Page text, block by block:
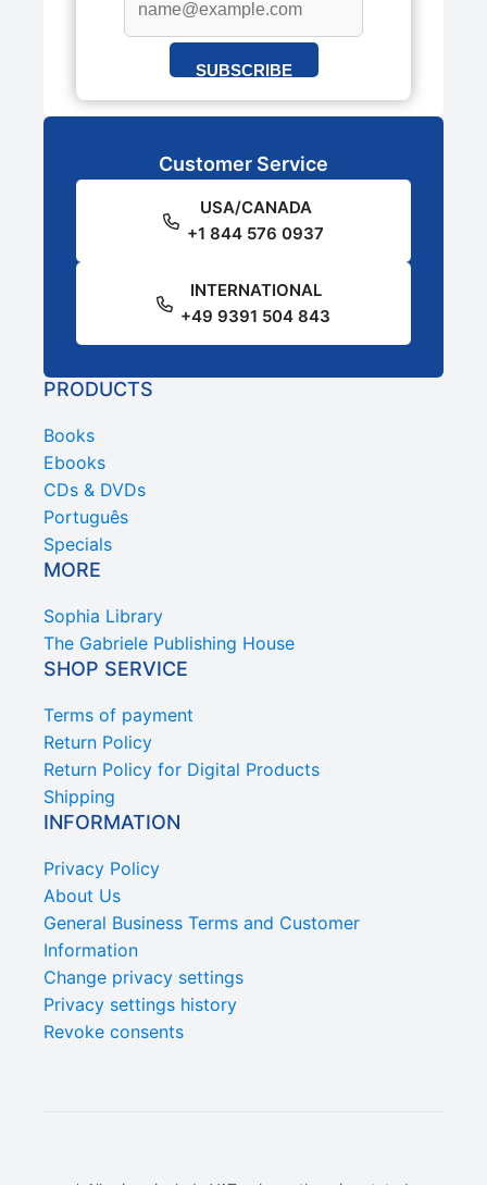
SUBSCRIBE
Customer Service
USA/CANADA
+1 844 576 0937
INTERNATIONAL
+49 9391 504 843
PRODUCTS
Books
Ebooks
CDs & DVDs
Português
Specials
MORE
Sophia Library
The Gabriele Publishing House
SHOP SERVICE
Terms of payment
Return Policy
Return Policy for Digital Products
Shipping
INFORMATION
Privacy Policy
About Us
General Business Terms and Customer
Information
Change privacy settings
Privacy settings history
Revoke consents